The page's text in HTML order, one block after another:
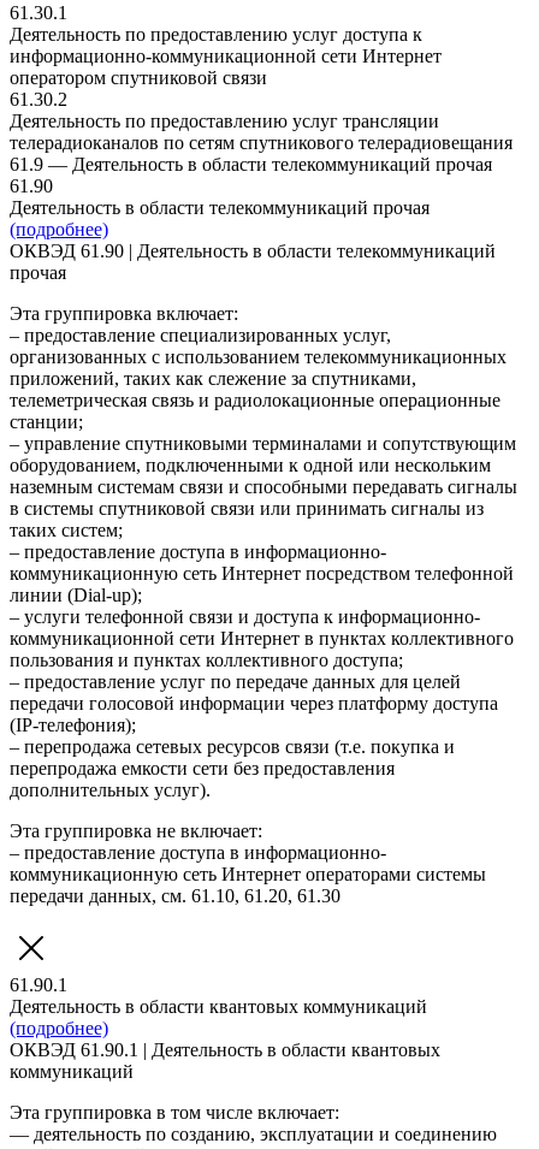
61.30.1
Деятельность по предоставлению услуг доступа к
информационно-коммуникационной сети Интернет
оператором спутниковой связи
61.30.2
Деятельность по предоставлению услуг трансляции
телерадиоканалов по сетям спутникового телерадиовещания
61.9 — Деятельность в области телекоммуникаций прочая
61.90
Деятельность в области телекоммуникаций прочая
(подробнее)
ОКВЭД 61.90 | Деятельность в области телекоммуникаций
прочая
Эта группировка включает:
– предоставление специализированных услуг,
организованных с использованием телекоммуникационных
приложений, таких как слежение за спутниками,
телеметрическая связь и радиолокационные операционные
станции;
– управление спутниковыми терминалами и сопутствующим
оборудованием, подключенными к одной или нескольким
наземным системам связи и способными передавать сигналы
в системы спутниковой связи или принимать сигналы из
таких систем;
– предоставление доступа в информационно-
коммуникационную сеть Интернет посредством телефонной
линии (Dial-up);
– услуги телефонной связи и доступа к информационно-
коммуникационной сети Интернет в пунктах коллективного
пользования и пунктах коллективного доступа;
– предоставление услуг по передаче данных для целей
передачи голосовой информации через платформу доступа
(IР-телефония);
– перепродажа сетевых ресурсов связи (т.е. покупка и
перепродажа емкости сети без предоставления
дополнительных услуг).
Эта группировка не включает:
– предоставление доступа в информационно-
коммуникационную сеть Интернет операторами системы
передачи данных, см. 61.10, 61.20, 61.30
61.90.1
Деятельность в области квантовых коммуникаций
(подробнее)
ОКВЭД 61.90.1 | Деятельность в области квантовых
коммуникаций
Эта группировка в том числе включает:
— деятельность по созданию, эксплуатации и соединению